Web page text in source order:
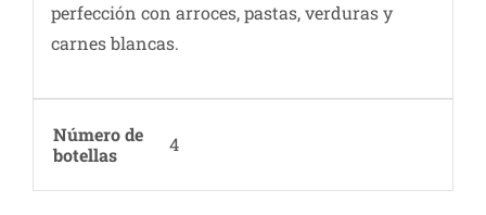
perfección con arroces, pastas, verduras y
carnes blancas.
Número de
botellas
4